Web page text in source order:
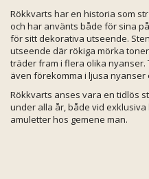
Rökkvarts har en historia som
och har använts både för sina
för sitt dekorativa utseende.
utseende där rökiga mörka
träder fram i flera olika nyanser.
även förekomma i ljusa nyanser
Rökkvarts anses vara en tidlös
under alla år, både vid exklusiva
amuletter hos gemene man.